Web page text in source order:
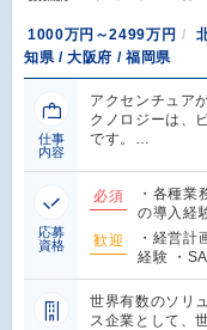
1000万円～2499万円
知県 / 大阪府 / 福岡県
仕事
内容
アクセンチュア
クノロジーは、
です。…
応募
資格
必須
・各種業
の導入経
歓迎
・経営計
経験 ・
世界有数のソリ
ス企業として、